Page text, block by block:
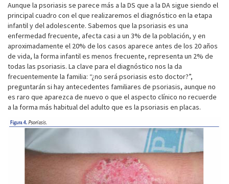
Aunque la psoriasis se parece más a la DS que a la DA sigue siendo el
principal cuadro con el que realizaremos el diagnóstico en la etapa
infantil y del adolescente. Sabemos que la psoriasis es una
enfermedad frecuente, afecta casi a un 3% de la población, y en
aproximadamente el 20% de los casos aparece antes de los 20 años
de vida, la forma infantil es menos frecuente, representa un 2% de
todas las psoriasis. La clave para el diagnóstico nos la da
frecuentemente la familia: “¿no será psoriasis esto doctor?”,
preguntarán si hay antecedentes familiares de psoriasis, aunque no
es raro que aparezca de nuevo o que el aspecto clínico no recuerde
a la forma más habitual del adulto que es la psoriasis en placas.